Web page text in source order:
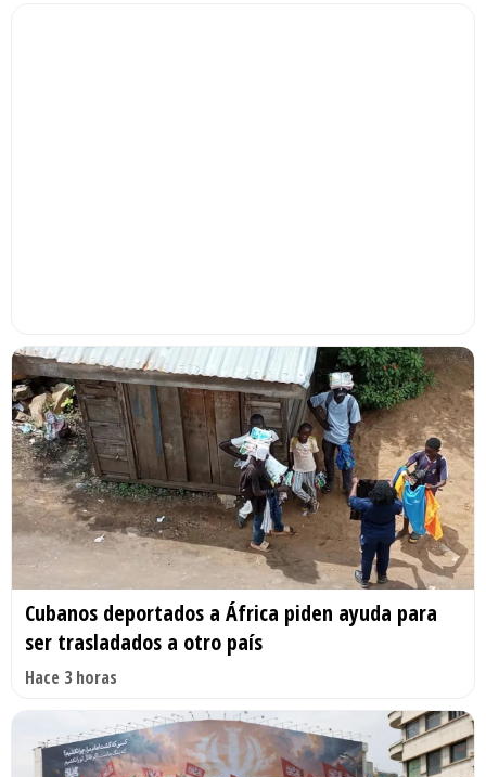
Cubanos deportados a África piden ayuda para
ser trasladados a otro país
Hace 3 horas